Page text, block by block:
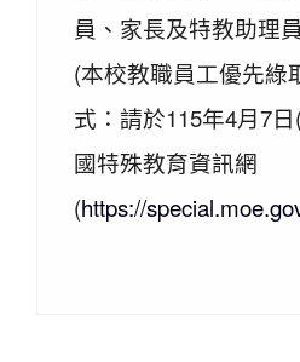
員、家長及特教助理
(本校教職員工優先綠
式：請於115年4月7
國特殊教育資訊網
(https://